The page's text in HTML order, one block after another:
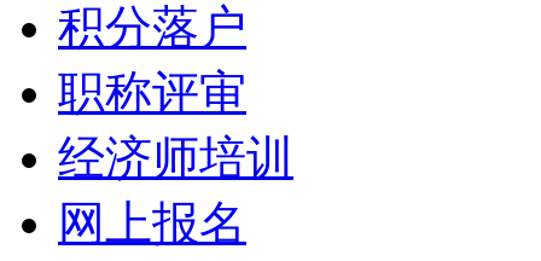
积分落户
职称评审
经济师培训
网上报名